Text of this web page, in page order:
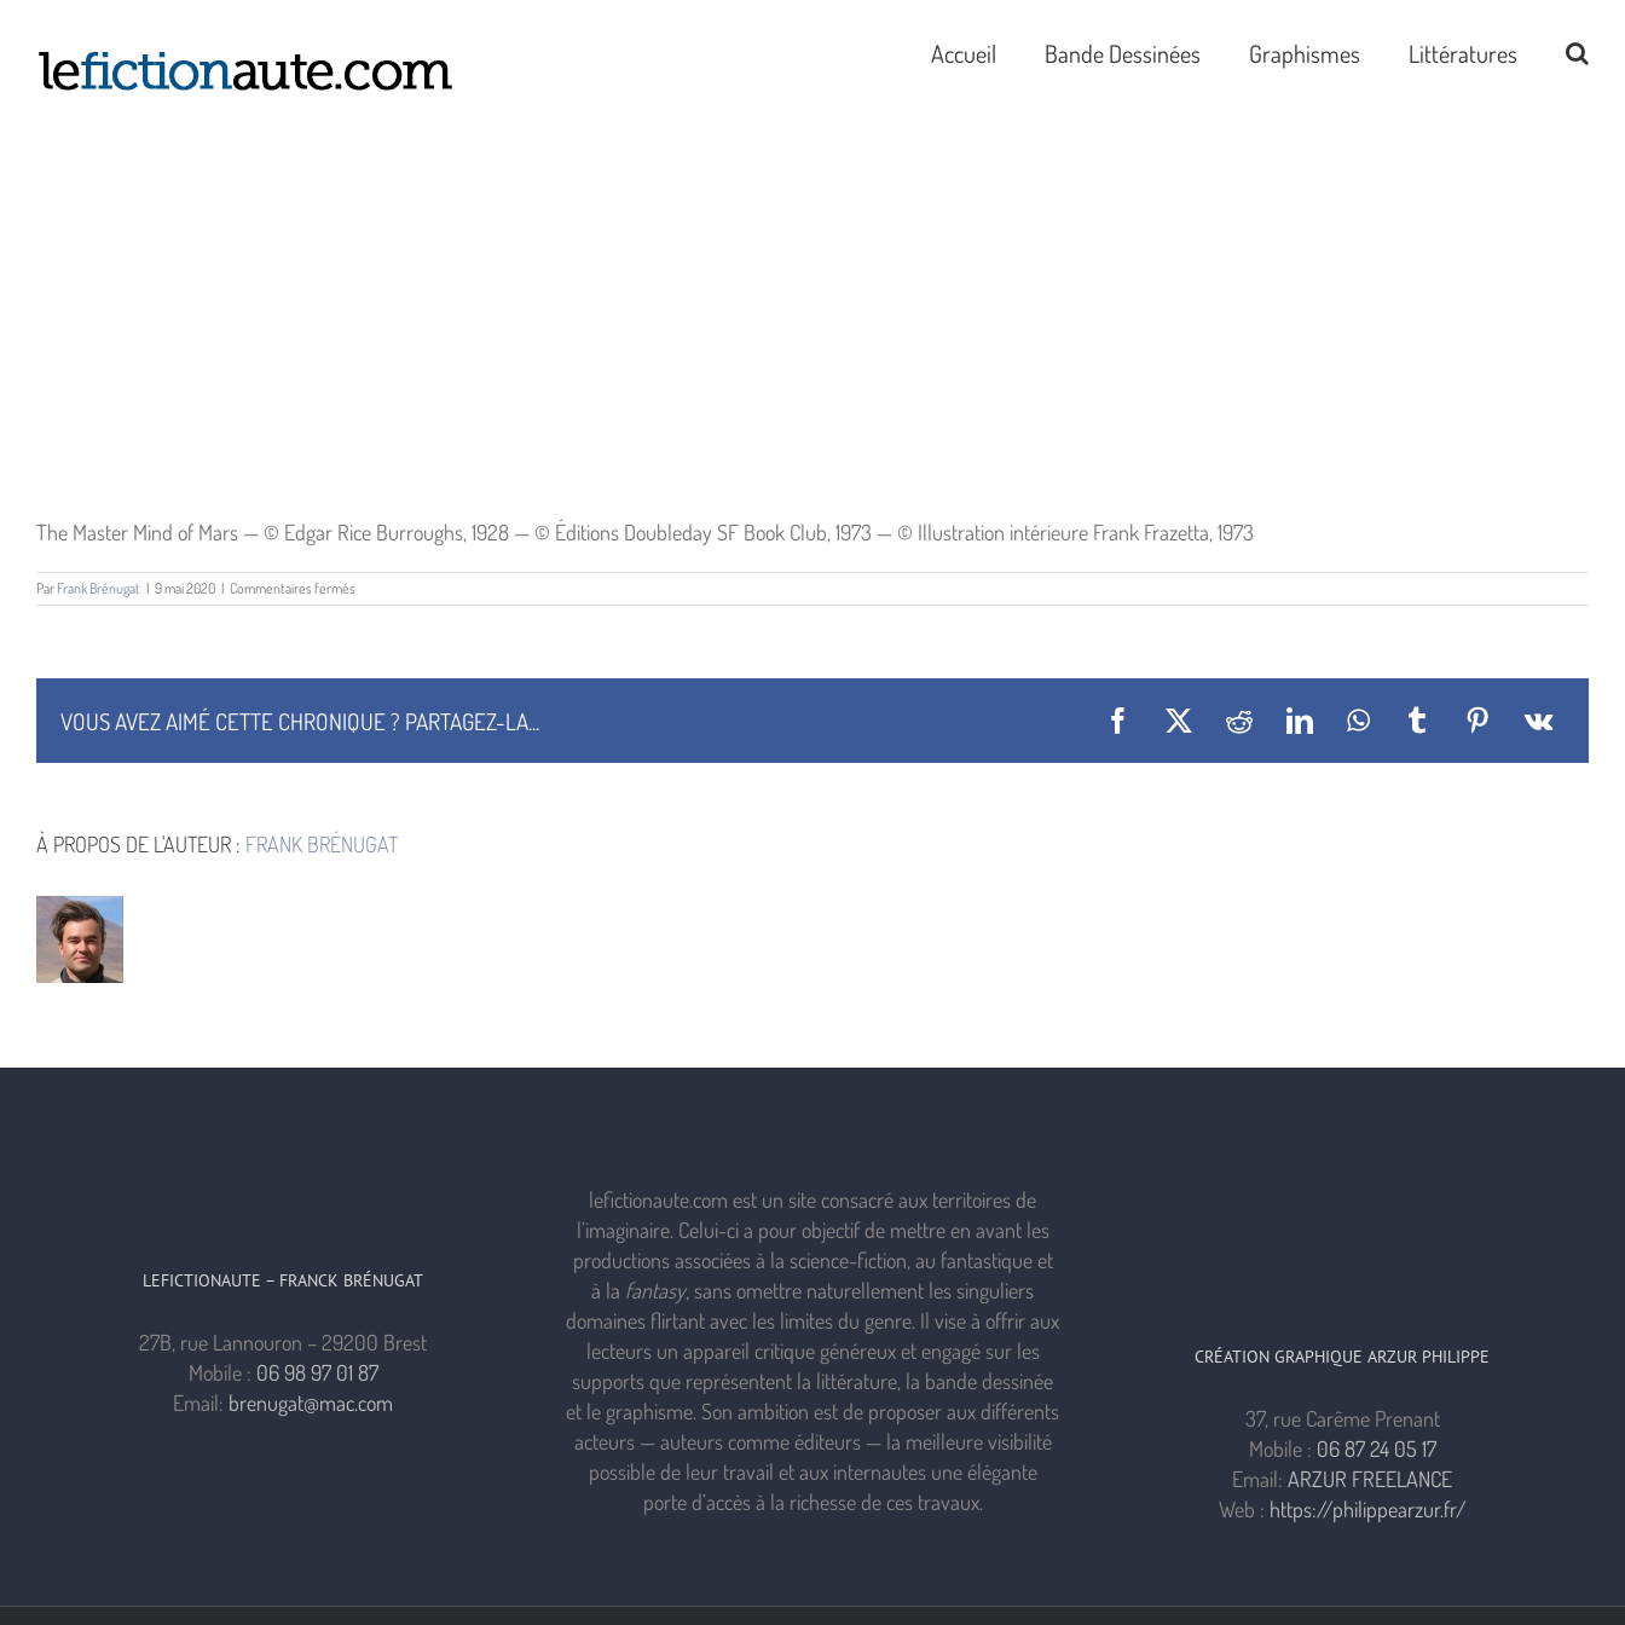
contenu
Accueil Bande Dessinées Graphismes Littératures
The Master Mind of Mars — © Edgar Rice Burroughs, 1928 — © Éditions Doubleday SF Book Club, 1973 — © Illustration intérieure Frank Frazetta, 1973
Par Frank Brénugat | 9 mai 2020 | Commentaires ferméssur
The
Mars
VOUS AVEZ AIMÉ CETTE CHRONIQUE ? PARTAGEZ-LA... Facebook
X RedditLinkedInWhatsApp
TumblrPinterest
Vk
À PROPOS DE L'AUTEUR : FRANK BRÉNUGAT
LEFICTIONAUTE – FRANCK BRÉNUGAT
27B, rue Lannouron – 29200 Brest
Mobile : 06 98 97 01 87
Email: brenugat@mac.com
lefictionaute.com est un site consacré aux territoires de
l’imaginaire. Celui-ci a pour objectif de mettre en avant les
productions associées à la science-fiction, au fantastique et
à la fantasy, sans omettre naturellement les singuliers
domaines flirtant avec les limites du genre. Il vise à offrir aux
lecteurs un appareil critique généreux et engagé sur les
supports que représentent la littérature, la bande dessinée
et le graphisme. Son ambition est de proposer aux différents
acteurs — auteurs comme éditeurs — la meilleure visibilité
possible de leur travail et aux internautes une élégante
porte d’accès à la richesse de ces travaux.
CRÉATION GRAPHIQUE ARZUR PHILIPPE
37, rue Carême Prenant
Mobile : 06 87 24 05 17
Email: ARZUR FREELANCE
Web : https://philippearzur.fr/